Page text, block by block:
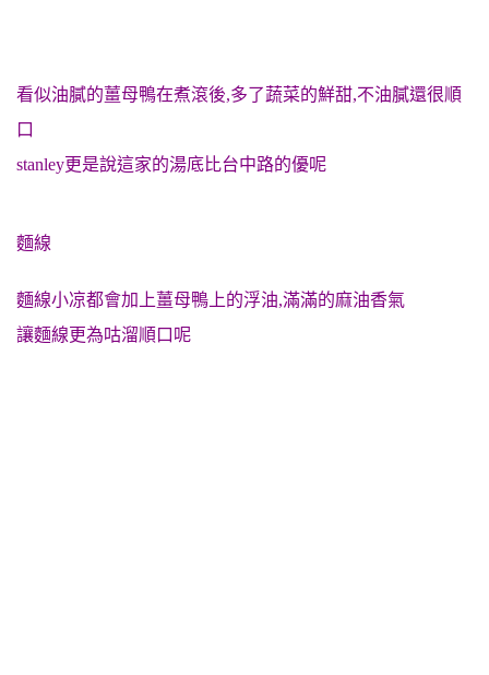
看似油膩的薑母鴨在煮滾後,多了蔬菜的鮮甜,不油膩還很順
口
stanley更是說這家的湯底比台中路的優呢
麵線
麵線小凉都會加上薑母鴨上的浮油,滿滿的麻油香氣
讓麵線更為咕溜順口呢